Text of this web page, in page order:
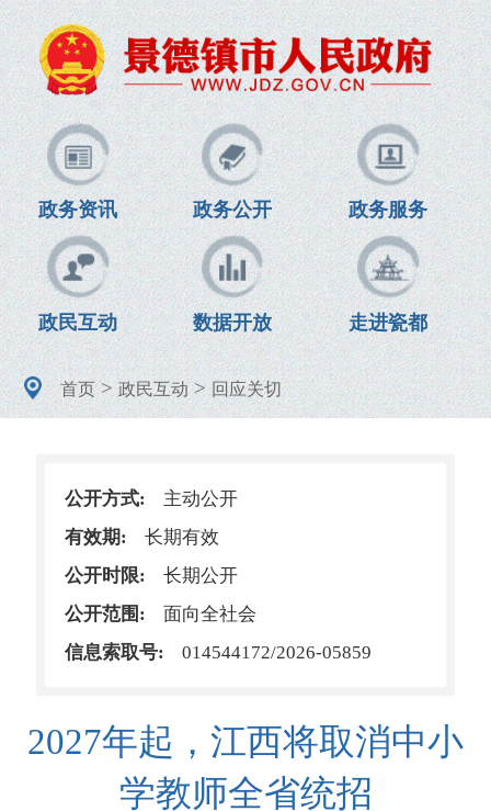
政务资讯 政务公开 政务服务
政民互动 数据开放 走进瓷都
首页>政民互动>回应关切
公开方式:
主动公开
有效期:
长期有效
公开时限:
长期公开
公开范围:
面向全社会
信息索取号:
014544172/2026-05859
2027年起，江西将取消中小
学教师全省统招